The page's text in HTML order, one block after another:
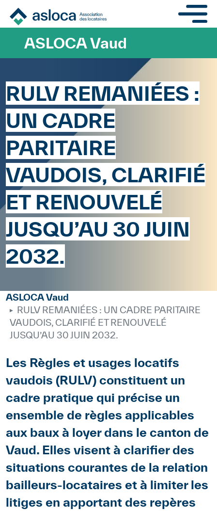
Aller au contenu
ASLOCA Vaud
RULV REMANIÉES :
UN CADRE
PARITAIRE
VAUDOIS, CLARIFIÉ
ET RENOUVELÉ
JUSQU’AU 30 JUIN
2032.
ASLOCA Vaud
RULV REMANIÉES : UN CADRE PARITAIRE
VAUDOIS, CLARIFIÉ ET RENOUVELÉ
JUSQU’AU 30 JUIN 2032.
Corps
Les Règles et usages locatifs
vaudois (RULV) constituent un
cadre pratique qui précise un
ensemble de règles applicables
aux baux à loyer dans le canton de
Vaud. Elles visent à clarifier des
situations courantes de la relation
bailleurs-locataires et à limiter les
litiges en apportant des repères